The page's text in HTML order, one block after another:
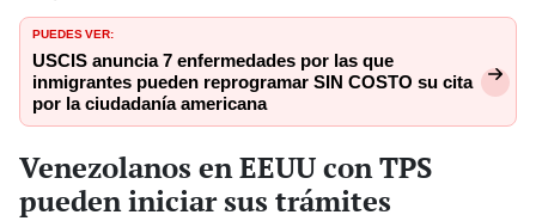
PUEDES VER:
USCIS anuncia 7 enfermedades por las que
inmigrantes pueden reprogramar SIN COSTO su cita
por la ciudadanía americana
Venezolanos en EEUU con TPS
pueden iniciar sus trámites